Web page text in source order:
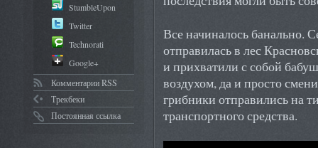
StumbleUpon
Twitter
Technorati
Google+
Комментарии RSS
Трекбеки
Постоянная ссылка
Все начиналось банально.
отправилась в лес
и прихватили с собой
воздухом, да и просто
грибники отправились на
транспортного средства.